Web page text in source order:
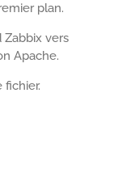
plan.
Zabbix vers
Apache.
fichier.